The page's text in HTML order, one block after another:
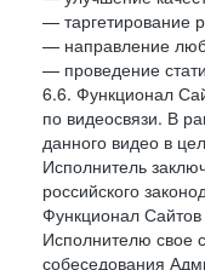
— таргетирование
— направление
— проведение
6.6. Функционал
по видеосвязи. В
данного видео в
Исполнитель
российского
Функционал Сайтов
Исполнителю свое
собеседования